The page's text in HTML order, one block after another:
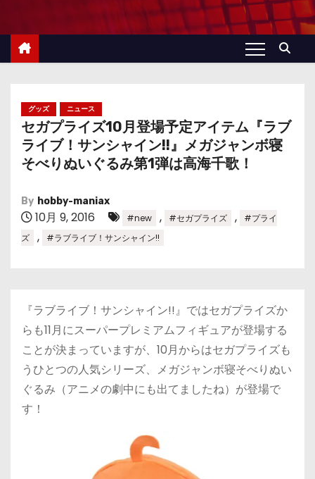
グッズ ニュース
セガプライズ10月登場予定アイテム『ラブ
ライブ！サンシャイン!!』メガジャンボ寝
そべりぬいぐるみ第1弾は高海千歌！
By hobby-maniax
10月 9, 2016 #new , #セガプライズ ,
#プライ
ズ
, #ラブライブ！サンシャイン!!
『ラブライブ！サンシャイン!!』ではセガプライズか
らも11月にスーパープレミアムフィギュアが登場する
ことが決まっていますが、10月からはセガプライズも
うひとつの人気シリーズ、メガジャンボ寝そべりぬい
ぐるみ（アニメの劇中にも出てましたね）が登場で
す！